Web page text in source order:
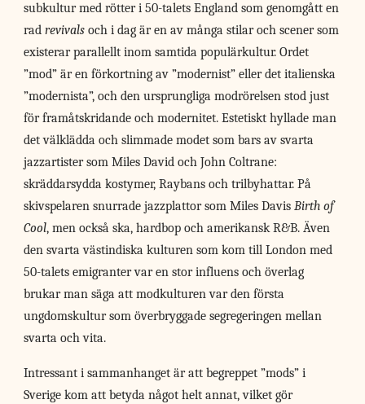
subkultur med rötter i 50-talets England som genomgått en
radrevivalsoch i dag är en av många stilar och scener som
existerar parallellt inom samtida populärkultur. Ordet
”mod” är en förkortning av ”modernist” eller det italienska
”modernista”, och den ursprungliga modrörelsen stod just
för framåtskridande och modernitet. Estetiskt hyllade man
det välklädda och slimmade modet som bars av svarta
jazzartister som Miles David och John Coltrane:
skräddarsydda kostymer, Raybans och trilbyhattar. På
skivspelaren snurrade jazzplattor som Miles DavisBirth of
Cool, men också ska, hardbop och amerikansk R&B. Även
den svarta västindiska kulturen som kom till London med
50-talets emigranter var en stor influens och överlag
brukar man säga att modkulturen var den första
ungdomskultur som överbryggade segregeringen mellan
svarta och vita.
Intressant i sammanhanget är att begreppet ”mods” i
Sverige kom att betyda något helt annat, vilket gör